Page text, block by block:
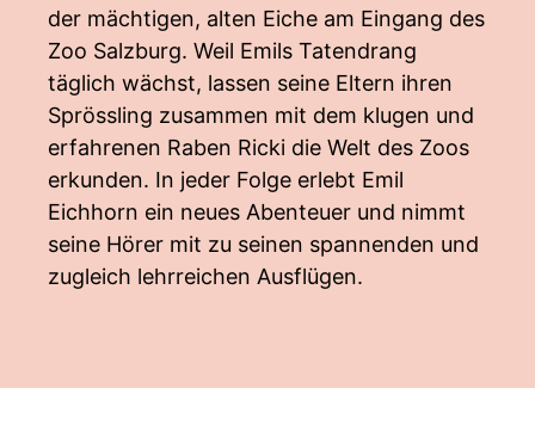
der mächtigen, alten Eiche am Eingang des
Zoo Salzburg. Weil Emils Tatendrang
täglich wächst, lassen seine Eltern ihren
Sprössling zusammen mit dem klugen und
erfahrenen Raben Ricki die Welt des Zoos
erkunden. In jeder Folge erlebt Emil
Eichhorn ein neues Abenteuer und nimmt
seine Hörer mit zu seinen spannenden und
zugleich lehrreichen Ausflügen.